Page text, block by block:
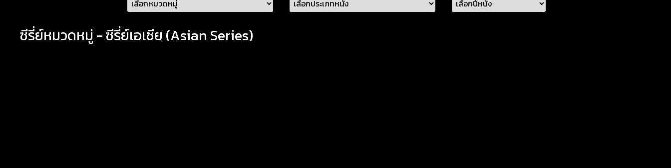
ซีรี่ย์หมวดหมู่ - ซีรี่ย์เอเซีย (Asian Series)